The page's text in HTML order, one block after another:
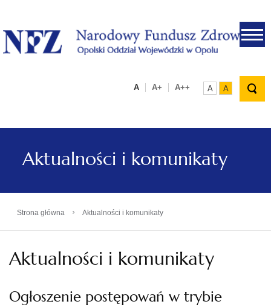
.
A A+ A++ A A
Aktualności i komunikaty
Strona główna › Aktualności i komunikaty
Aktualności i komunikaty
Ogłoszenie postępowań w trybie